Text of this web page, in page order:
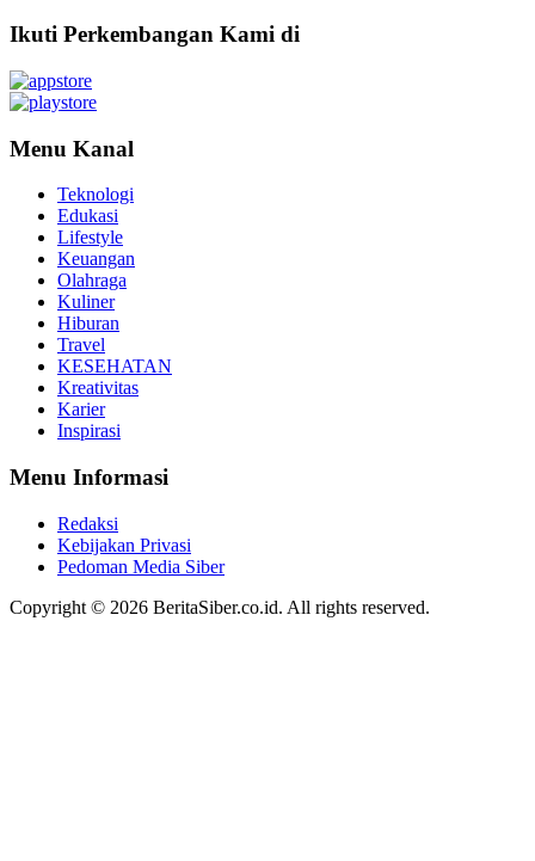
Ikuti Perkembangan Kami di
Menu Kanal
Teknologi
Edukasi
Lifestyle
Keuangan
Olahraga
Kuliner
Hiburan
Travel
KESEHATAN
Kreativitas
Karier
Inspirasi
Menu Informasi
Redaksi
Kebijakan Privasi
Pedoman Media Siber
Copyright © 2026 BeritaSiber.co.id. All rights reserved.